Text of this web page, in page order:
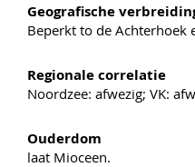
Geografische
Beperkt to de Achterhoek
Regionale correlatie
Noordzee: afwezig; VK:
Ouderdom
laat Mioceen.